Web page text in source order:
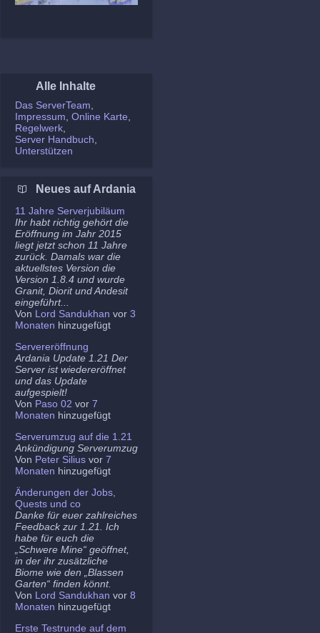
Alle Inhalte
Das ServerTeam
Impressum Online Karte
Regelwerk
Server Handbuch
Unterstützen
Neues auf Ardania
11 Jahre Serverjubiläum
Ihr habt richtig gehört die
Eröffnung im Jahr 2015
liegt jetzt schon 11 Jahre
zurück. Damals war die
aktuellstes Version die
Version 1.8.4 und wurde
Granit, Diorit und Andesit
eingeführt...
Von Lord Sandukhan vor 3
Monaten hinzugefügt
Servereröffnung
Ardania Update 1.21 Der
Server ist wiedereröffnet
und das Update
aufgespielt!
Von Paso 02 vor 7
Monaten hinzugefügt
Serverumzug auf die 1.21
Ankündigung Serverumzug
Von Peter Silius vor 7
Monaten hinzugefügt
Änderungen der Jobs,
Quests und co
Danke für euer zahlreiches
Feedback zur 1.21. Ich
habe für euch die
„Schwere Mine“ geöffnet,
in der ihr zusätzliche
Biome wie den „Blassen
Garten“ finden könnt.
Von Lord Sandukhan vor 8
Monaten hinzugefügt
Erste Testrunde auf dem